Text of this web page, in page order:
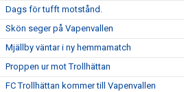
Dags för tufft motstånd.
Skön seger på Vapenvallen
Mjällby väntar i ny hemmamatch
Proppen ur mot Trollhättan
FC Trollhättan kommer till Vapenvallen